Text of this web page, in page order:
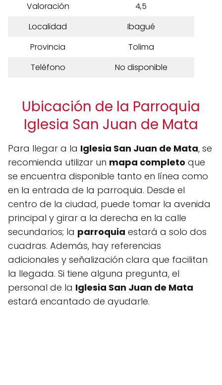
Valoración
4,5
Localidad
Ibagué
Provincia
Tolima
Teléfono
No disponible
Ubicación de la Parroquia
Iglesia San Juan de Mata
Para llegar a la Iglesia San Juan de Mata, se
recomienda utilizar un mapa completo que
se encuentra disponible tanto en línea como
en la entrada de la parroquia. Desde el
centro de la ciudad, puede tomar la avenida
principal y girar a la derecha en la calle
secundarios; la parroquia estará a solo dos
cuadras. Además, hay referencias
adicionales y señalización clara que facilitan
la llegada. Si tiene alguna pregunta, el
personal de la Iglesia San Juan de Mata
estará encantado de ayudarle.